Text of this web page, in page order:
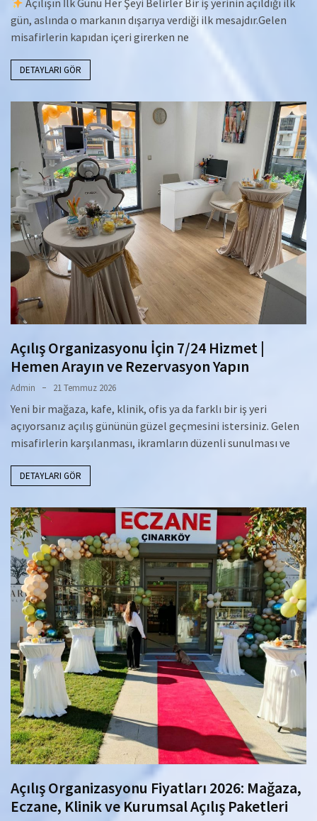
Açılışın İlk Günü Her Şeyi Belirler Bir iş yerinin açıldığı ilk
gün, aslında o markanın dışarıya verdiği ilk mesajdır.Gelen
misafirlerin kapıdan içeri girerken ne
DETAYLARI GÖR
Açılış Organizasyonu İçin 7/24 Hizmet |
Hemen Arayın ve Rezervasyon Yapın
Admin 21 Temmuz 2026
Yeni bir mağaza, kafe, klinik, ofis ya da farklı bir iş yeri
açıyorsanız açılış gününün güzel geçmesini istersiniz. Gelen
misafirlerin karşılanması, ikramların düzenli sunulması ve
DETAYLARI GÖR
Açılış Organizasyonu Fiyatları 2026: Mağaza,
Eczane, Klinik ve Kurumsal Açılış Paketleri